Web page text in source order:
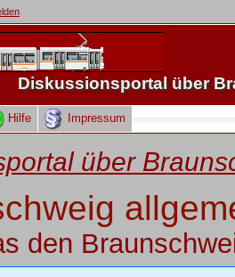
Diskussionsportal über
Hilfe Impressum
über
den